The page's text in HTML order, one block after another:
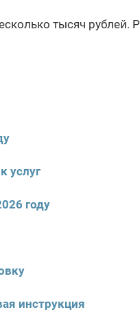
тысяч рублей.
услуг
году
инструкция